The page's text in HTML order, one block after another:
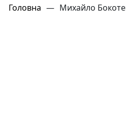
Головна — Михайло